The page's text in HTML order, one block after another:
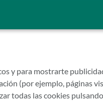
y para mostrarte
(por ejemplo, páginas
todas las cookies